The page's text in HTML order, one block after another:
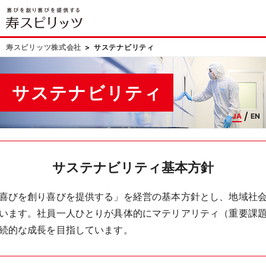
寿スピリッツ株式会社 サステナビリティ
サステナビリティ
JA EN
サステナビリティ基本方針
びを創り喜びを提供する」を経営の基本方針とし、地域社
ます。社員一人ひとりが具体的にマテリアリティ（重要課
な成長を目指しています。